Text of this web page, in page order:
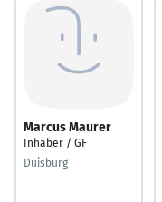
Marcus Maurer
Inhaber / GF
Duisburg